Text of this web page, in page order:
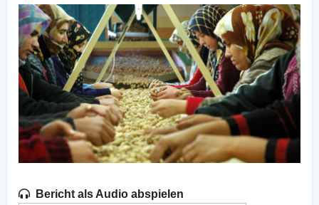
Bericht als Audio abspielen